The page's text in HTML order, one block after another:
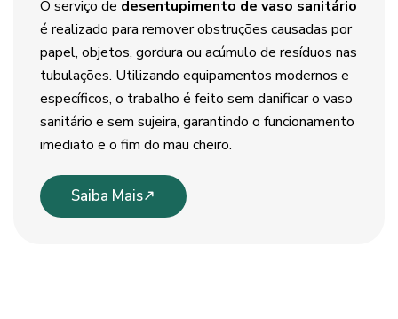
O serviço de desentupimento de vaso sanitário
é realizado para remover obstruções causadas por
papel, objetos, gordura ou acúmulo de resíduos nas
tubulações. Utilizando equipamentos modernos e
específicos, o trabalho é feito sem danificar o vaso
sanitário e sem sujeira, garantindo o funcionamento
imediato e o fim do mau cheiro.
Saiba Mais